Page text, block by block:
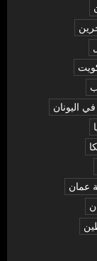
اليونان
عمان